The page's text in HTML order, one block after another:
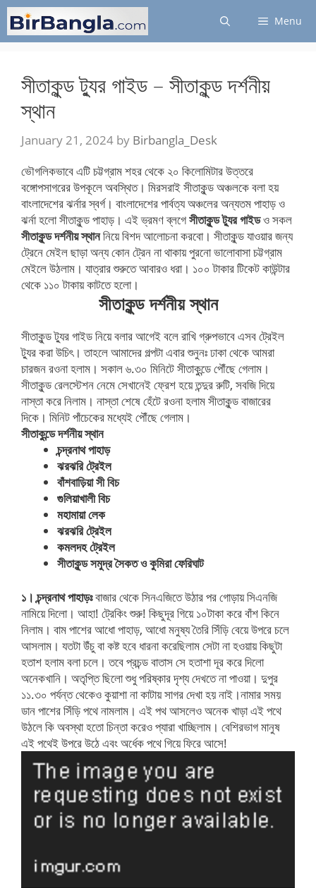
Skip
content
Menu
সীতাকুন্ড ট্যুর গাইড – সীতাকুন্ড দর্শনীয়
স্থান
January 21, 2024 by Birbangla_Desk
ভৌগলিকভাবে এটি চট্টগ্রাম শহর থেকে ২০ কিলোমিটার উত্তরে
বঙ্গোপসাগরের উপকূলে অবস্থিত। মিরসরাই সীতাকুন্ড অঞ্চলকে বলা হয়
বাংলাদেশের ঝর্নার স্বর্গ। বাংলাদেশের পার্বত্য অঞ্চলের অন্যতম পাহাড় ও
ঝর্না হলো সীতাকুন্ড পাহাড়। এই ভ্রমণ ব্লগেসীতাকুন্ড ট্যুর গাইডও সকল
সীতাকুন্ড দর্শনীয় স্থাননিয়ে বিশদ আলোচনা করবো। সীতাকুন্ড যাওয়ার জন্য
ট্রেনে মেইল ছাড়া অন্য কোন ট্রেন না থাকায় পুরনো ভালোবাসা চট্টগ্রাম
মেইলে উঠলাম। যাত্রার শুরুতে আবারও ধরা। ১০০ টাকার টিকেট কাউন্টার
থেকে ১১০ টাকায় কাটতে হলো।
সীতাকুন্ড দর্শনীয় স্থান
সীতাকুন্ড ট্যুর গাইড নিয়ে বলার আগেই বলে রাখি গ্রুপভাবে এসব ট্রেইল
ট্যুর করা উচিৎ। তাহলে আমাদের গল্পটা এবার শুনুনঃ ঢাকা থেকে আমরা
চারজন রওনা হলাম। সকাল ৬.৩০ মিনিটে সীতাকুন্ডে পৌঁছে গেলাম।
সীতাকুন্ড রেলস্টেশন নেমে সেখানেই ফ্রেশ হয়ে তন্দুর রুটি, সবজি দিয়ে
নাস্তা করে নিলাম। নাস্তা শেষে হেঁটে রওনা হলাম সীতাকুন্ড বাজারের
দিকে। মিনিট পাঁচেকের মধ্যেই পৌঁছে গেলাম।
সীতাকুন্ডে দর্শনীয় স্থান
চন্দ্রনাথ পাহাড়
ঝরঝরি ট্রেইল
বাঁশবাড়িয়া সী বিচ
গুলিয়াখালী বিচ
মহামায়া লেক
ঝরঝরি ট্রেইল
কমলদহ ট্রেইল
সীতাকুন্ড সমুদ্র সৈকত ও কুমিরা ফেরিঘাট
১। চন্দ্রনাথ পাহাড়ঃবাজার থেকে সিনএজিতে উঠার পর গোড়ায় সিএনজি
নামিয়ে দিলো। আহা! ট্রেকিং শুরু! কিছুদূর গিয়ে ১০টাকা করে বাঁশ কিনে
নিলাম। বাম পাশের আধো পাহাড়, আধো মনুষ্য তৈরি সিঁড়ি বেয়ে উপরে চলে
আসলাম। যতটা উঁচু বা কষ্ট হবে ধারনা করেছিলাম সেটা না হওয়ায় কিছুটা
হতাশ হলাম বলা চলে। তবে প্রচন্ড বাতাস সে হতাশা দূর করে দিলো
অনেকখানি। অতৃপ্তি ছিলো শুধু পরিষ্কার দৃশ্য দেখতে না পাওয়া। দুপুর
১১.৩০ পর্যন্ত থেকেও কুয়াশা না কাটায় সাগর দেখা হয় নাই।নামার সময়
ডান পাশের সিঁড়ি পথে নামলাম। এই পথ আসলেও অনেক খাড়া এই পথে
উঠলে কি অবস্থা হতো চিন্তা করেও প্যারা খাচ্ছিলাম। বেশিরভাগ মানুষ
এই পথেই উপরে উঠে এবং অর্ধেক পথে গিয়ে ফিরে আসে!